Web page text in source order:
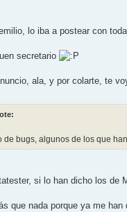
lo iba a postear con
secretario
ala, y por colarte, te
de bugs, algunos de los que
si lo han dicho los de
que nada porque ya me